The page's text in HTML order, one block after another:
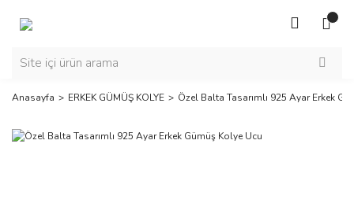
Anasayfa ERKEK GÜMÜŞ KOLYE Özel Balta Tasarımlı 925 Ayar Erkek